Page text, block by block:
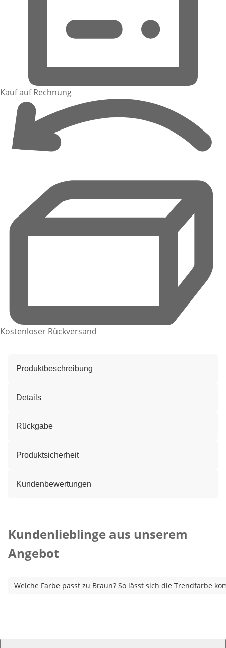
Kauf auf Rechnung
Kostenloser Rückversand
Produktbeschreibung
Details
Rückgabe
Produktsicherheit
Kundenbewertungen
Kundenlieblinge aus unserem
Angebot
Welche Farbe passt zu Braun? So lässt sich die Trendfarbe